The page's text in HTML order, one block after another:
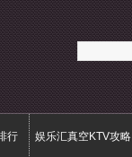
行 娱乐汇真空KTV攻略